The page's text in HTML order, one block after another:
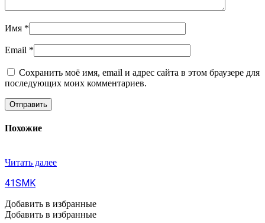
Имя *
Email *
Сохранить моё имя, email и адрес сайта в этом браузере для
последующих моих комментариев.
Похожие
Читать далее
41SMK
Добавить в избранные
Добавить в избранные